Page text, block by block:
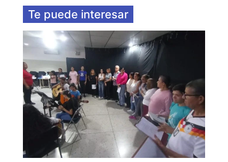
Te puede interesar